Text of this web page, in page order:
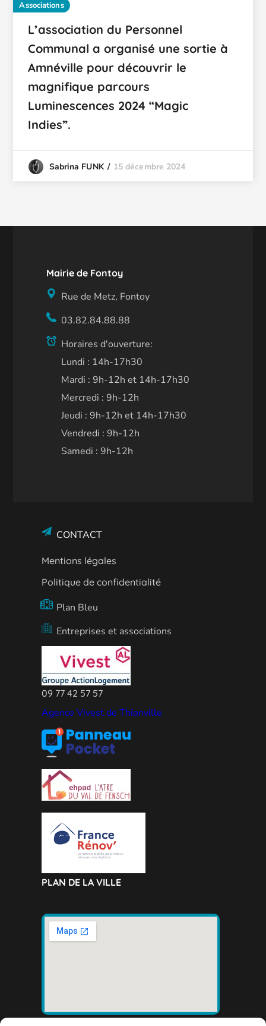
Associations
L’association du Personnel
Communal a organisé une sortie à
Amnéville pour découvrir le
magnifique parcours
Luminescences 2024 “Magic
Indies”.
Sabrina FUNK 15 décembre 2024
Mairie de Fontoy
Rue de Metz, Fontoy
03.82.84.88.88
Horaires d'ouverture:
Lundi : 14h-17h30
Mardi : 9h-12h et 14h-17h30
Mercredi : 9h-12h
Jeudi : 9h-12h et 14h-17h30
Vendredi : 9h-12h
Samedi : 9h-12h
CONTACT
Mentions légales
Politique de confidentialité
Plan Bleu
Entreprises et associations
09 77 42 57 57
Agence Vivest de Thionville
PLAN DE LA VILLE